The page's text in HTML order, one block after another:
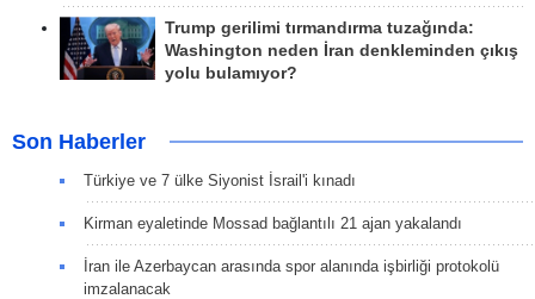
Trump gerilimi tırmandırma tuzağında:
Washington neden İran denkleminden çıkış
yolu bulamıyor?
Son Haberler
Türkiye ve 7 ülke Siyonist İsrail'i kınadı
Kirman eyaletinde Mossad bağlantılı 21 ajan yakalandı
İran ile Azerbaycan arasında spor alanında işbirliği protokolü
imzalanacak